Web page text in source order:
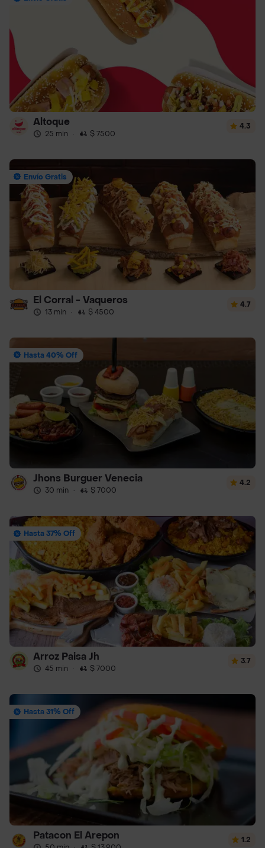
Altoque
25 min · $ 7500
4.3
Envío Gratis
El Corral - Vaqueros
13 min · $ 4500
4.7
Hasta 40% Off
Jhons Burguer Venecia
30 min · $ 7000
4.2
Hasta 37% Off
Arroz Paisa Jh
45 min · $ 7000
3.7
Hasta 31% Off
Patacon El Arepon 1.2